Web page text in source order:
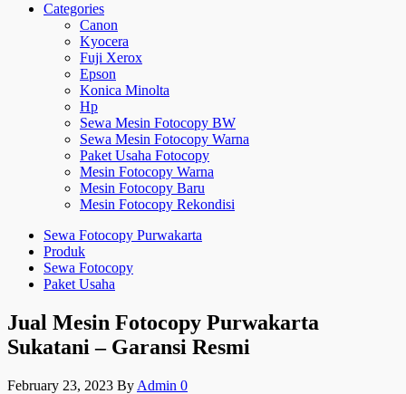
Categories
Canon
Kyocera
Fuji Xerox
Epson
Konica Minolta
Hp
Sewa Mesin Fotocopy BW
Sewa Mesin Fotocopy Warna
Paket Usaha Fotocopy
Mesin Fotocopy Warna
Mesin Fotocopy Baru
Mesin Fotocopy Rekondisi
Sewa Fotocopy Purwakarta
Produk
Sewa Fotocopy
Paket Usaha
Jual Mesin Fotocopy Purwakarta
Sukatani – Garansi Resmi
February 23, 2023 By Admin 0